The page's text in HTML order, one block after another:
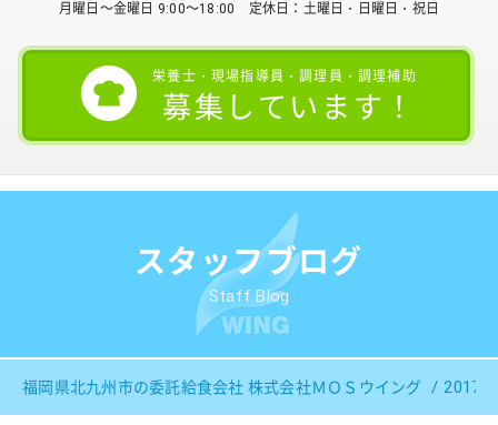
月曜日～金曜日 9:00～18:00 定休日：土曜日・日曜日・祝日
栄養士・現場指導員・調理員・調理補助
募集しています！
スタッフブログ
Staff Blog
福岡県北九州市の委託給食会社 株式会社ＭＯＳウイング